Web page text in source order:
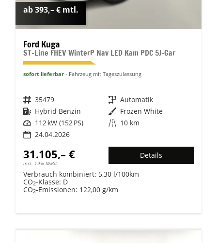
ab 393,– € mtl.
Ford Kuga
ST-Line FHEV WinterP Nav LED Kam PDC 5J-Gar
sofort lieferbar Fahrzeug mit Tageszulassung
Fahrzeugnr. 35479 Getriebe Automatik
Kraftstoff Hybrid Benzin Außenfarbe Frozen White
Leistung 112 kW (152 PS) Kilometerstand 10 km
24.04.2026
31.105,– €
incl. 19% MwSt.
Details
Verbrauch kombiniert: 5,30 l/100km
CO2-Klasse: D
CO2-Emissionen: 122,00 g/km